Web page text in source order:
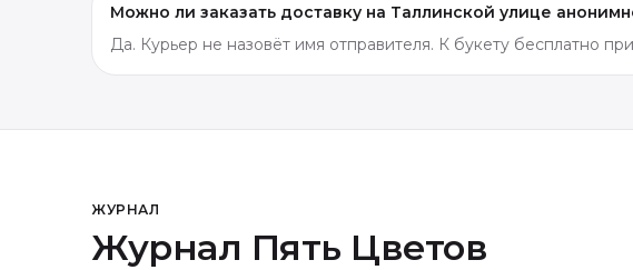
Можно ли заказать доставку на Таллинской улице
Да. Курьер не назовёт имя отправителя. К букету бесплатно
ЖУРНАЛ
Журнал Пять Цветов